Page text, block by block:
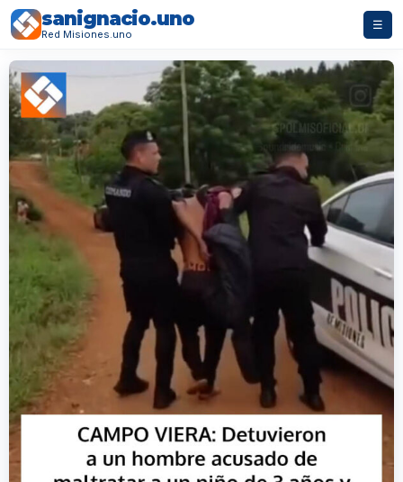
sanignacio.uno
Red Misiones.uno
☰